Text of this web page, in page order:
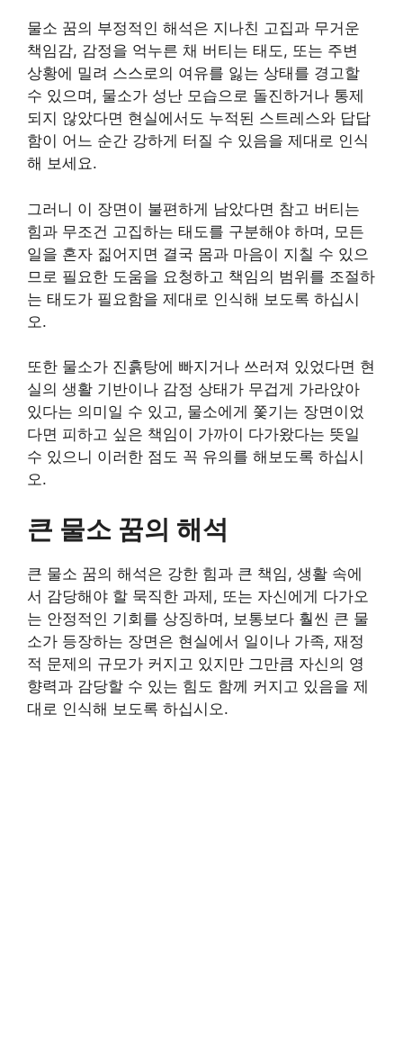
물소 꿈의 부정적인 해석은 지나친 고집과 무거운
책임감, 감정을 억누른 채 버티는 태도, 또는 주변
상황에 밀려 스스로의 여유를 잃는 상태를 경고할
수 있으며, 물소가 성난 모습으로 돌진하거나 통제
되지 않았다면 현실에서도 누적된 스트레스와 답답
함이 어느 순간 강하게 터질 수 있음을 제대로 인식
해 보세요.
그러니 이 장면이 불편하게 남았다면 참고 버티는
힘과 무조건 고집하는 태도를 구분해야 하며, 모든
일을 혼자 짊어지면 결국 몸과 마음이 지칠 수 있으
므로 필요한 도움을 요청하고 책임의 범위를 조절하
는 태도가 필요함을 제대로 인식해 보도록 하십시
오.
또한 물소가 진흙탕에 빠지거나 쓰러져 있었다면 현
실의 생활 기반이나 감정 상태가 무겁게 가라앉아
있다는 의미일 수 있고, 물소에게 쫓기는 장면이었
다면 피하고 싶은 책임이 가까이 다가왔다는 뜻일
수 있으니 이러한 점도 꼭 유의를 해보도록 하십시
오.
큰 물소 꿈의 해석
큰 물소 꿈의 해석은 강한 힘과 큰 책임, 생활 속에
서 감당해야 할 묵직한 과제, 또는 자신에게 다가오
는 안정적인 기회를 상징하며, 보통보다 훨씬 큰 물
소가 등장하는 장면은 현실에서 일이나 가족, 재정
적 문제의 규모가 커지고 있지만 그만큼 자신의 영
향력과 감당할 수 있는 힘도 함께 커지고 있음을 제
대로 인식해 보도록 하십시오.